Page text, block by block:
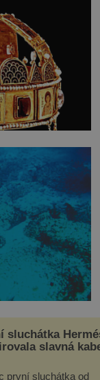
sluchátka
slavná
první sluchátka od